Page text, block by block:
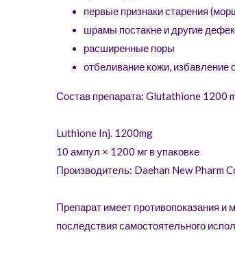
первые признаки старения
шрамы постакне и другие
расширенные поры
отбеливание кожи, избавление
Состав препарата: Glutathione 1200
Luthione Inj. 1200mg
10 ампул × 1200 мг в упаковке
Производитель: Daehan New Pharm
Препарат имеет противопоказания
последствия самостоятельного